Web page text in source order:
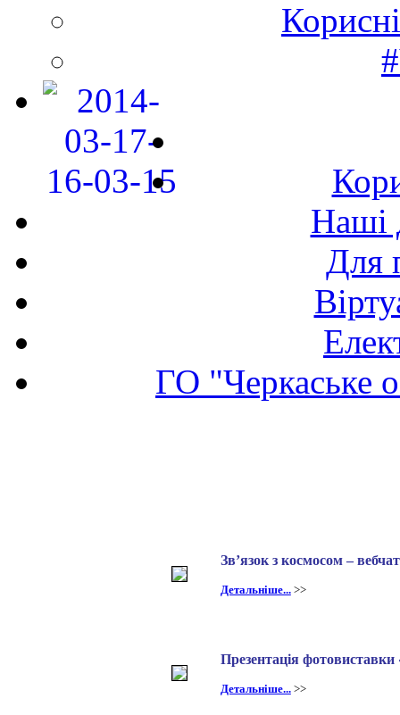
Наші
Для
ГО "Черкаське
Зв’язок з космосом –
Детальніше... >>
Презентація
Детальніше... >>